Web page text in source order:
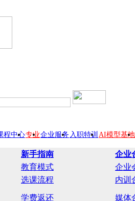
程中心专业企业服务 入职特训 AI模型基地
新手指南
企业
教育模式
企业
选课流程 内训
学费返还 媒体